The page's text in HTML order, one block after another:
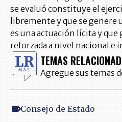
se evaluó constituye el
libremente y que se genere
es una actuación lícita y que
reforzada a nivel nacional e
TEMAS
Agregue sus temas
Consejo de Estado